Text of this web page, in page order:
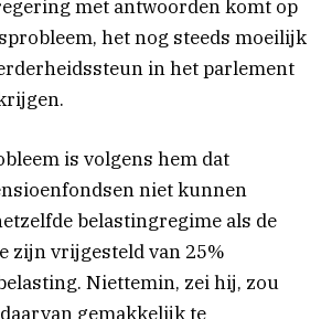
met antwoorden komt op
het nog steeds moeilijk
in het parlement
is volgens hem dat
niet kunnen
belastingregime als de
zijn vrijgesteld van 25%
Niettemin, zei hij, zou
gemakkelijk te